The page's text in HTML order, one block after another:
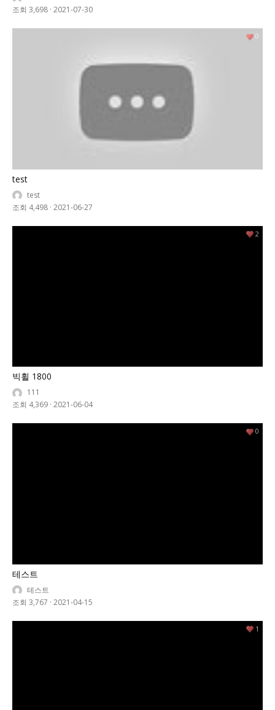
조회 3,698 · 2021-07-30
test
test
조회 4,498 · 2021-06-27
0
빅휠 1800
111
조회 4,369 · 2021-06-04
2
테스트
테스트
조회 3,767 · 2021-04-15
0
1